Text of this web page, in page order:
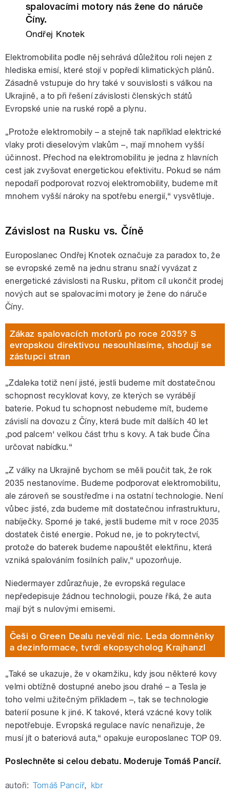
spalovacími motory nás žene do náruče
Číny.
Ondřej Knotek
Elektromobilita podle něj sehrává důležitou roli nejen z
hlediska emisí, které stojí v popředí klimatických plánů.
Zásadně vstupuje do hry také v souvislosti s válkou na
Ukrajině, a to při řešení závislosti členských států
Evropské unie na ruské ropě a plynu.
„Protože elektromobily – a stejně tak například elektrické
vlaky proti dieselovým vlakům –, mají mnohem vyšší
účinnost. Přechod na elektromobilitu je jedna z hlavních
cest jak zvyšovat energetickou efektivitu. Pokud se nám
nepodaří podporovat rozvoj elektromobility, budeme mít
mnohem vyšší nároky na spotřebu energií,“ vysvětluje.
Závislost na Rusku vs. Číně
Europoslanec Ondřej Knotek označuje za paradox to, že
se evropské země na jednu stranu snaží vyvázat z
energetické závislosti na Rusku, přitom cíl ukončit prodej
nových aut se spalovacími motory je žene do náruče
Číny.
Zákaz spalovacích motorů po roce 2035? S
evropskou direktivou nesouhlasíme, shodují se
zástupci stran
„Zdaleka totiž není jisté, jestli budeme mít dostatečnou
schopnost recyklovat kovy, ze kterých se vyrábějí
baterie. Pokud tu schopnost nebudeme mít, budeme
závislí na dovozu z Číny, která bude mít dalších 40 let
,pod palcem‘ velkou část trhu s kovy. A tak bude Čína
určovat nabídku.“
„Z války na Ukrajině bychom se měli poučit tak, že rok
2035 nestanovíme. Budeme podporovat elektromobilitu,
ale zároveň se soustřeďme i na ostatní technologie. Není
vůbec jisté, zda budeme mít dostatečnou infrastrukturu,
nabíječky. Sporné je také, jestli budeme mít v roce 2035
dostatek čisté energie. Pokud ne, je to pokrytectví,
protože do baterek budeme napouštět elektřinu, která
vzniká spalováním fosilních paliv,“ upozorňuje.
Niedermayer zdůrazňuje, že evropská regulace
nepředepisuje žádnou technologii, pouze říká, že auta
mají být s nulovými emisemi.
Češi o Green Dealu nevědí nic. Leda domněnky
a dezinformace, tvrdí ekopsycholog Krajhanzl
„Také se ukazuje, že v okamžiku, kdy jsou některé kovy
velmi obtížně dostupné anebo jsou drahé – a Tesla je
toho velmi užitečným příkladem –, tak se technologie
baterií posune k jiné. K takové, která vzácné kovy tolik
nepotřebuje. Evropská regulace navíc nenařizuje, že
musí jít o bateriová auta,“ opakuje europoslanec TOP 09.
Poslechněte si celou debatu. Moderuje Tomáš Pancíř.
autoři: Tomáš Pancíř, kbr